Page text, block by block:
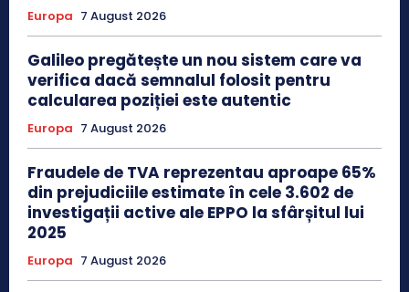
Europa 7 August 2026
Galileo pregătește un nou sistem care va
verifica dacă semnalul folosit pentru
calcularea poziției este autentic
Europa 7 August 2026
Fraudele de TVA reprezentau aproape 65%
din prejudiciile estimate în cele 3.602 de
investigații active ale EPPO la sfârșitul lui
2025
Europa 7 August 2026